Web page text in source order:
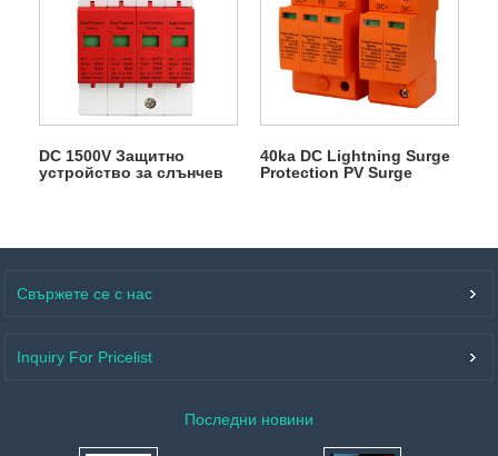
DC 1500V Защитно
устройство за слънчев
40ka DC Lightning Surge
Protection PV Surge
Свържете се с нас
Inquiry For Pricelist
Последни новини